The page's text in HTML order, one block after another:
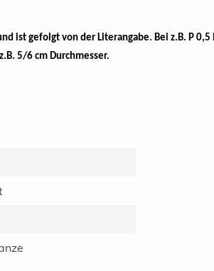
ist gefolgt von der Literangabe. Bei z.B. P
5/6 cm Durchmesser.